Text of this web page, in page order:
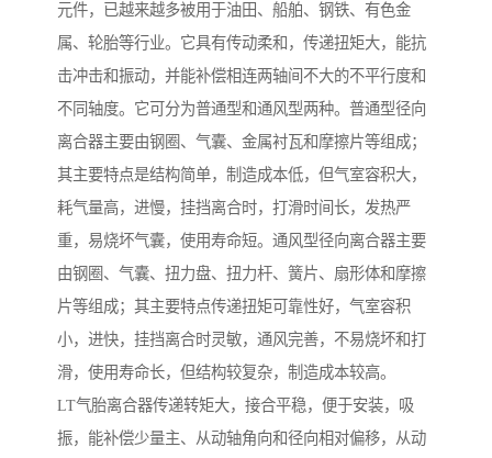
元件，已越来越多被用于油田、船舶、钢铁、有色金
属、轮胎等行业。它具有传动柔和，传递扭矩大，能抗
击冲击和振动，并能补偿相连两轴间不大的不平行度和
不同轴度。它可分为普通型和通风型两种。普通型径向
离合器主要由钢圈、气囊、金属衬瓦和摩擦片等组成；
其主要特点是结构简单，制造成本低，但气室容积大，
耗气量高，进慢，挂挡离合时，打滑时间长，发热严
重，易烧坏气囊，使用寿命短。通风型径向离合器主要
由钢圈、气囊、扭力盘、扭力杆、簧片、扇形体和摩擦
片等组成；其主要特点传递扭矩可靠性好，气室容积
小，进快，挂挡离合时灵敏，通风完善，不易烧坏和打
滑，使用寿命长，但结构较复杂，制造成本较高。
LT气胎离合器传递转矩大，接合平稳，便于安装，吸
振，能补偿少量主、从动轴角向和径向相对偏移，从动